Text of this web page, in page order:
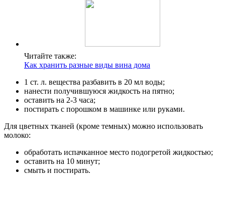
Читайте также:
Как хранить разные виды вина дома
1 ст. л. вещества разбавить в 20 мл воды;
нанести получившуюся жидкость на пятно;
оставить на 2-3 часа;
постирать с порошком в машинке или руками.
Для цветных тканей (кроме темных) можно использовать
молоко:
обработать испачканное место подогретой жидкостью;
оставить на 10 минут;
смыть и постирать.